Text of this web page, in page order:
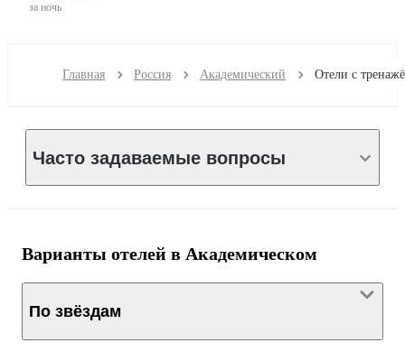
за ночь
Главная Россия Академический
Часто задаваемые вопросы
Варианты отелей в Академическом
По звёздам